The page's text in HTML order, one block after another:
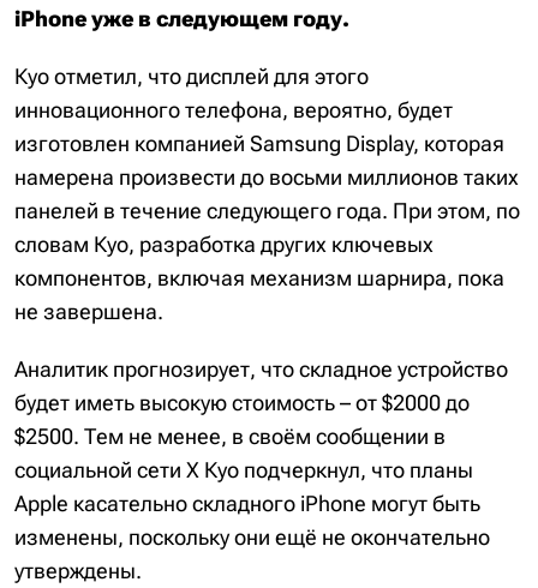
iPhone уже в следующем году.
Куо отметил, что дисплей для этого
инновационного телефона, вероятно, будет
изготовлен компанией Samsung Display, которая
намерена произвести до восьми миллионов таких
панелей в течение следующего года. При этом, по
словам Куо, разработка других ключевых
компонентов, включая механизм шарнира, пока
не завершена.
Аналитик прогнозирует, что складное устройство
будет иметь высокую стоимость – от $2000 до
$2500. Тем не менее, в своём сообщении в
социальной сети X Куо подчеркнул, что планы
Apple касательно складного iPhone могут быть
изменены, поскольку они ещё не окончательно
утверждены.